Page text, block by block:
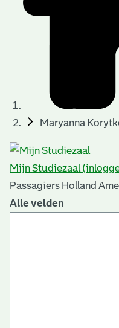
Maryanna
Mijn Studiezaal
Passagiers Holland
Alle velden